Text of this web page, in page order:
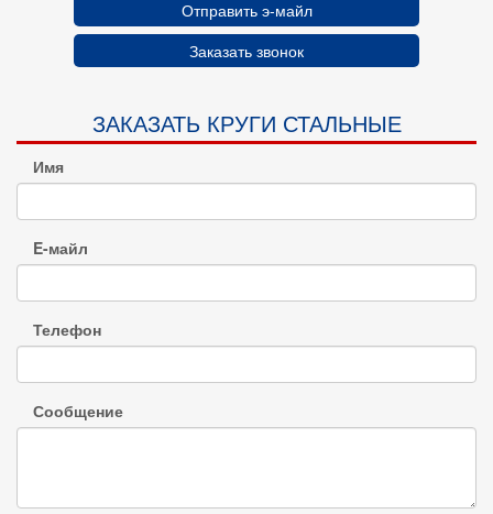
Отправить э-майл
Заказать звонок
ЗАКАЗАТЬ КРУГИ СТАЛЬНЫЕ
Имя
E-майл
Телефон
Сообщение